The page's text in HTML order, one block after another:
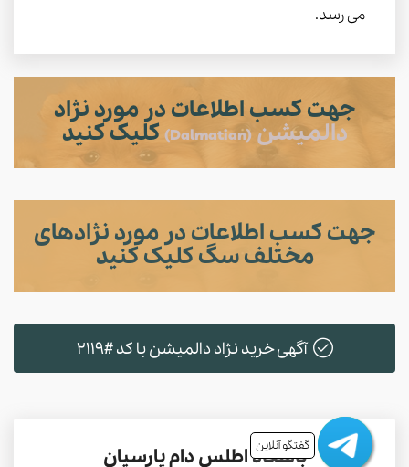
می رسد.
جهت کسب اطلاعات در مورد نژاد
دالمیشن(Dalmatian) کلیک کنید
جهت کسب اطلاعات در مورد نژادهای
مختلف سگ کلیک کنید
آگهی خرید نژاد دالمیشن با کد #2119
باشگاه اطلس دام پارسیان
گفتگو آنلاین